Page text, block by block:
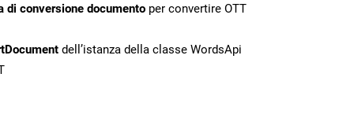
di conversione documento per convertire OTT
dell’istanza della classe WordsApi